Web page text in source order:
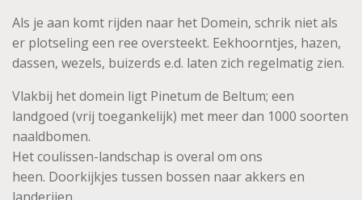
Als je aan komt rijden naar het Domein, schrik niet als
er plotseling een ree oversteekt. Eekhoorntjes, hazen,
dassen, wezels, buizerds e.d. laten zich regelmatig zien.
Vlakbij het domein ligt Pinetum de Beltum; een
landgoed (vrij toegankelijk) met meer dan 1000 soorten
naaldbomen.
Het coulissen-landschap is overal om ons
heen. Doorkijkjes tussen bossen naar akkers en